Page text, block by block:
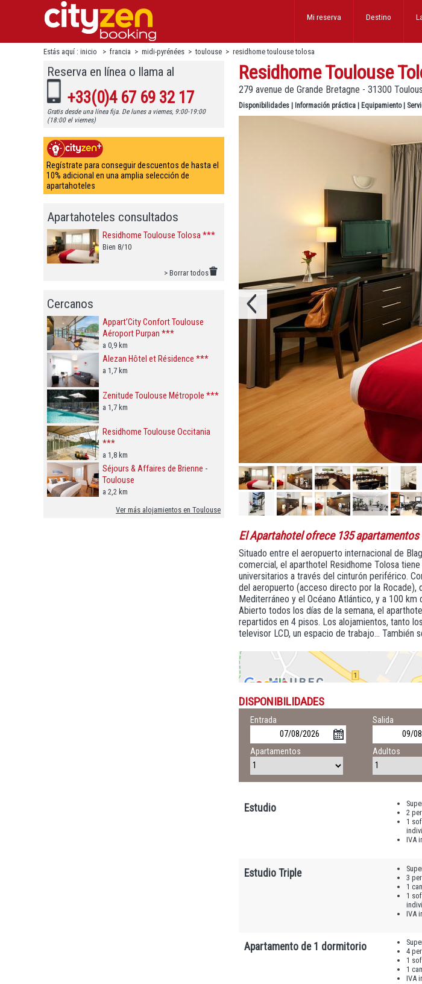
Destino
Mi reserva
Estás aquí : inicio > francia > midi-pyrénées >toulouse > residhome toulouse tolosa
Reserva en línea o llama al
+33(0)4 67 69 32 17
Gratis desde una línea fija. De lunes a viernes, 9:00-19:00
(18:00 el viernes)
Regístrate para conseguir descuentos de hasta el
10% adicional en una amplia selección de
apartahoteles
Apartahoteles consultados
Residhome Toulouse Tolosa ***
Bien 8/10
> Borrar todos
Cercanos
Appart’City Confort Toulouse
Aéroport Purpan ***
a 0,9 km
Alezan Hôtel et Résidence ***
a 1,7 km
Zenitude Toulouse Métropole ***
a 1,7 km
Residhome Toulouse Occitania
***
a 1,8 km
Séjours & Affaires de Brienne -
Toulouse
a 2,2 km
Ver más alojamientos en Toulouse
Residhome Toulouse
279 avenue de Grande Bretagne - 31300
Disponibilidades Información práctica Equipamiento|
El Apartahotel ofrece 135 apartamentos
Situado entre el aeropuerto internacional de
comercial, el aparthotel Residhome Tolosa
universitarios a través del cinturón periférico.
del aeropuerto (acceso directo por la Rocade),
Mediterráneo y el Océano Atlántico, y a 100 km
Abierto todos los días de la semana, el
repartidos en 4 pisos. Los alojamientos, tanto
televisor LCD, un espacio de trabajo...
DISPONIBILIDADES
Entrada Salida
Apartamentos Adultos
Estudio
2
1
IVA
Estudio Triple
3
1
1
IVA
Apartamento de 1 dormitorio
4
1
1
IVA